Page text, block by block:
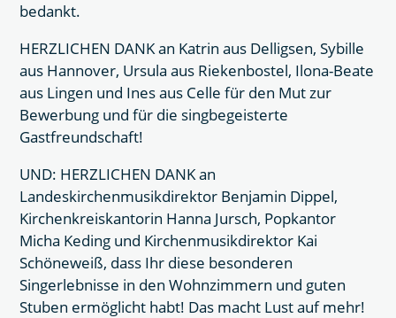
bedankt.
HERZLICHEN DANK an Katrin aus Delligsen, Sybille
aus Hannover, Ursula aus Riekenbostel, Ilona-Beate
aus Lingen und Ines aus Celle für den Mut zur
Bewerbung und für die singbegeisterte
Gastfreundschaft!
UND: HERZLICHEN DANK an
Landeskirchenmusikdirektor Benjamin Dippel,
Kirchenkreiskantorin Hanna Jursch, Popkantor
Micha Keding und Kirchenmusikdirektor Kai
Schöneweiß, dass Ihr diese besonderen
Singerlebnisse in den Wohnzimmern und guten
Stuben ermöglicht habt! Das macht Lust auf mehr!